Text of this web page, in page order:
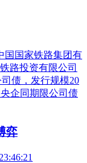
国国家铁路集团有
路投资有限公司
司债，发行规模20
企同期限公司债
弈